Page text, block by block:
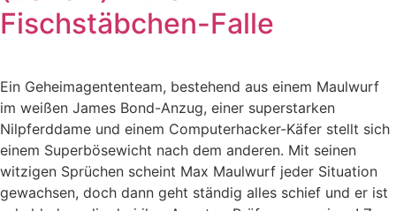
Fischstäbchen-Falle
Ein Geheimagententeam, bestehend aus einem Maulwurf
im weißen James Bond-Anzug, einer superstarken
Nilpferddame und einem Computerhacker-Käfer stellt sich
einem Superbösewicht nach dem anderen. Mit seinen
witzigen Sprüchen scheint Max Maulwurf jeder Situation
gewachsen, doch dann geht ständig alles schief und er ist